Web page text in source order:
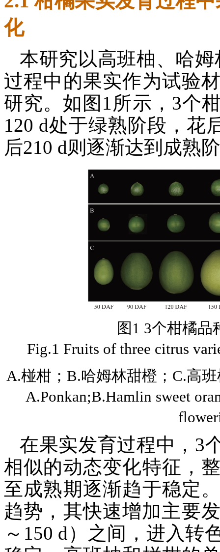
化
本研究以高班柚、哈
过程中的果实作为试验
研究。如图1所示，3个
120 d处于绿熟阶段，花
后210 d则逐渐达到成熟
图1 3个柑橘
Fig.1 Fruits of three citrus
A.椪柑；B.哈姆林甜橙；C.高
A.Ponkan;B.Hamlin sweet
在果实发育过程中，3
相似的动态变化特征，
至成熟期逐渐趋于稳定
趋势，其快速增加主要
～150 d）之间，进入转